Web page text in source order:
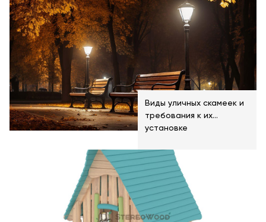
Виды уличных скамеек и
требования к их
установке